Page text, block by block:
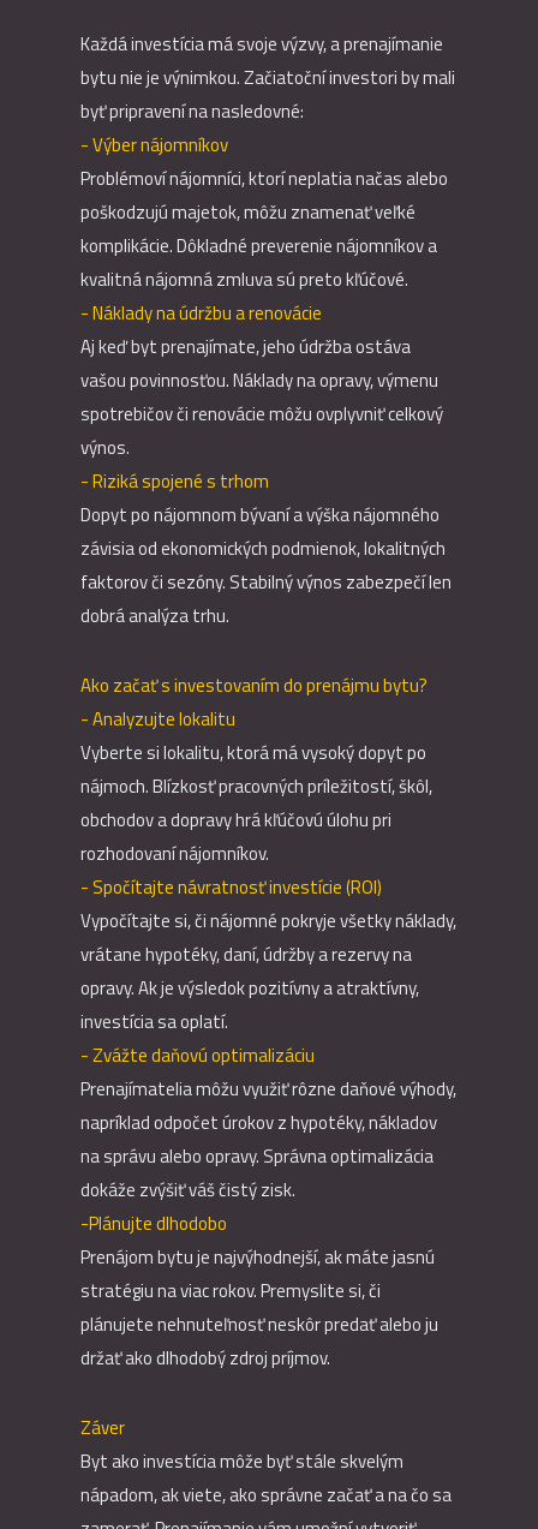
Každá investícia má svoje výzvy, a prenajímanie
bytu nie je výnimkou. Začiatoční investori by mali
byť pripravení na nasledovné:
- Výber nájomníkov
Problémoví nájomníci, ktorí neplatia načas alebo
poškodzujú majetok, môžu znamenať veľké
komplikácie. Dôkladné preverenie nájomníkov a
kvalitná nájomná zmluva sú preto kľúčové.
- Náklady na údržbu a renovácie
Aj keď byt prenajímate, jeho údržba ostáva
vašou povinnosťou. Náklady na opravy, výmenu
spotrebičov či renovácie môžu ovplyvniť celkový
výnos.
- Riziká spojené s trhom
Dopyt po nájomnom bývaní a výška nájomného
závisia od ekonomických podmienok, lokalitných
faktorov či sezóny. Stabilný výnos zabezpečí len
dobrá analýza trhu.
Ako začať s investovaním do prenájmu bytu?
- Analyzujte lokalitu
Vyberte si lokalitu, ktorá má vysoký dopyt po
nájmoch. Blízkosť pracovných príležitostí, škôl,
obchodov a dopravy hrá kľúčovú úlohu pri
rozhodovaní nájomníkov.
- Spočítajte návratnosť investície (ROI)
Vypočítajte si, či nájomné pokryje všetky náklady,
vrátane hypotéky, daní, údržby a rezervy na
opravy. Ak je výsledok pozitívny a atraktívny,
investícia sa oplatí.
- Zvážte daňovú optimalizáciu
Prenajímatelia môžu využiť rôzne daňové výhody,
napríklad odpočet úrokov z hypotéky, nákladov
na správu alebo opravy. Správna optimalizácia
dokáže zvýšiť váš čistý zisk.
-Plánujte dlhodobo
Prenájom bytu je najvýhodnejší, ak máte jasnú
stratégiu na viac rokov. Premyslite si, či
plánujete nehnuteľnosť neskôr predať alebo ju
držať ako dlhodobý zdroj príjmov.
Záver
Byt ako investícia môže byť stále skvelým
nápadom, ak viete, ako správne začať a na čo sa